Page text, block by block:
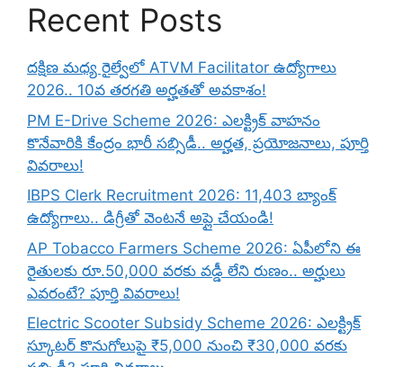
Recent Posts
దక్షిణ మధ్య రైల్వేలో ATVM Facilitator ఉద్యోగాలు
2026.. 10వ తరగతి అర్హతతో అవకాశం!
PM E-Drive Scheme 2026: ఎలక్ట్రిక్ వాహనం
కొనేవారికి కేంద్రం భారీ సబ్సిడీ.. అర్హత, ప్రయోజనాలు, పూర్తి
వివరాలు!
IBPS Clerk Recruitment 2026: 11,403 బ్యాంక్
ఉద్యోగాలు.. డిగ్రీతో వెంటనే అప్లై చేయండి!
AP Tobacco Farmers Scheme 2026: ఏపీలోని ఈ
రైతులకు రూ.50,000 వరకు వడ్డీ లేని రుణం.. అర్హులు
ఎవరంటే? పూర్తి వివరాలు!
Electric Scooter Subsidy Scheme 2026: ఎలక్ట్రిక్
స్కూటర్ కొనుగోలుపై ₹5,000 నుంచి ₹30,000 వరకు